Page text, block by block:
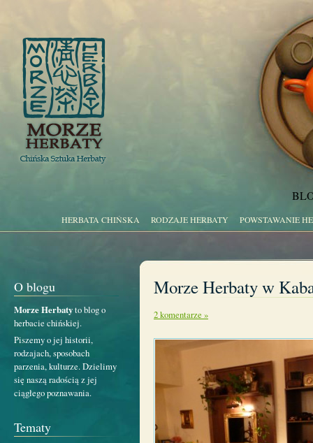
HERBATA CHIŃSKA RODZAJE HERBATY POWSTAWANIE
O blogu
Morze Herbatyto blog o
herbacie chińskiej.
Piszemy o jej historii,
rodzajach, sposobach
parzenia, kulturze. Dzielimy
się naszą radością z jej
ciągłego poznawania.
Tematy
Morze Herbaty w
2 komentarze »